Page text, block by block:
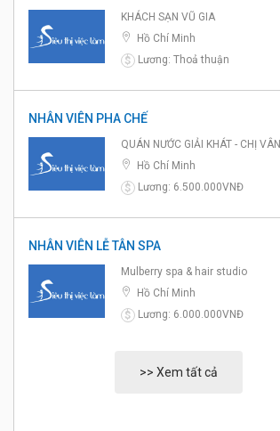
KHÁCH SẠN VŨ GIA
Hồ Chí Minh
$
Lương: Thoả thuận
NHÂN VIÊN PHA CHẾ
QUÁN NƯỚC GIẢI KHÁT - CHỊ VÂN
Hồ Chí Minh
$
Lương: 6.500.000VNĐ
NHÂN VIÊN LỄ TÂN SPA
Mulberry spa & hair studio
Hồ Chí Minh
$
Lương: 6.000.000VNĐ
>> Xem tất cả